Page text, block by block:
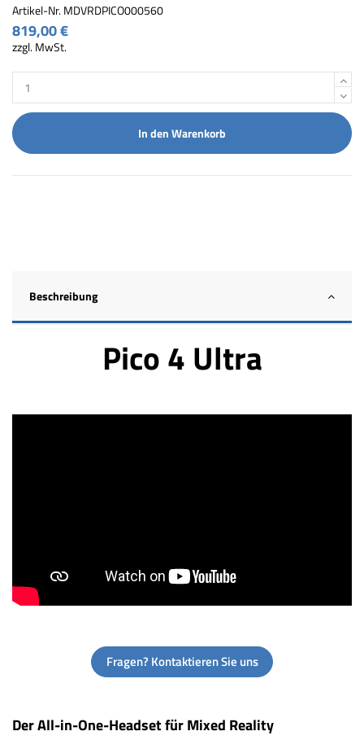
Artikel-Nr.MDVRDPICO000560
819,00 €
zzgl. MwSt.
In den Warenkorb
Beschreibung
Pico 4 Ultra
Fragen? Kontaktieren Sie uns
Der All-in-One-Headset für Mixed Reality